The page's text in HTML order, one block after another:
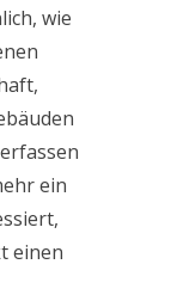
wie
ein
einen